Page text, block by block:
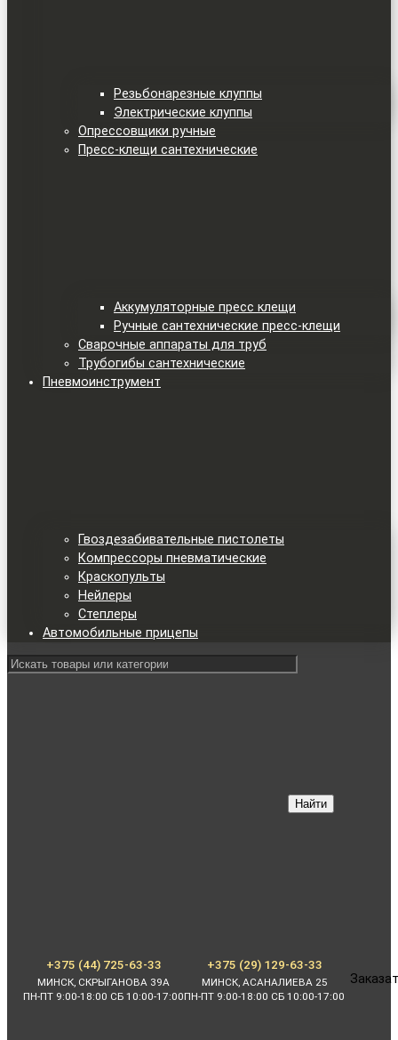
Резьбонарезные клуппы
Электрические клуппы
Опрессовщики ручные
Пресс-клещи сантехнические
Аккумуляторные пресс клещи
Ручные сантехнические пресс-клещи
Сварочные аппараты для труб
Трубогибы сантехнические
Пневмоинструмент
Гвоздезабивательные пистолеты
Компрессоры пневматические
Краскопульты
Нейлеры
Степлеры
Автомобильные прицепы
Найти
+375 (44) 725-63-33
МИНСК, СКРЫГАНОВА 39А
ПН-ПТ 9:00-18:00 СБ 10:00-17:00
+375 (29) 129-63-33
МИНСК, АСАНАЛИЕВА 25
ПН-ПТ 9:00-18:00 СБ 10:00-17:00